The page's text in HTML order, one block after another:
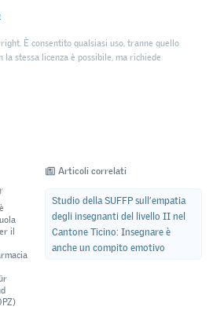
È consentito qualsiasi uso, tranne quello
stessa licenza è possibile, ma richiede
il
Articoli correlati
Studio della SUFFP sull’empatia
degli insegnanti del livello II nel
Cantone Ticino: Insegnare è
anche un compito emotivo